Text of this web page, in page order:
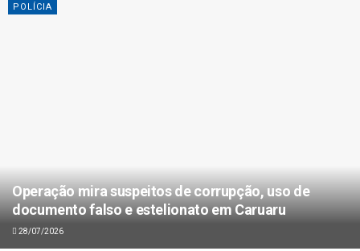
POLÍCIA
Operação mira suspeitos de corrupção, uso de
documento falso e estelionato em Caruaru
28/07/2026